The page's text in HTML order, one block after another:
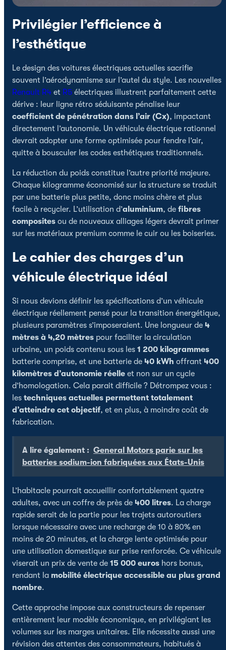
Privilégier l’efficience à
l’esthétique
Le design des voitures électriques actuelles sacrifie
souvent l’aérodynamisme sur l’autel du style. Les nouvelles
Renault R4 et R5 électriques illustrent parfaitement cette
dérive : leur ligne rétro séduisante pénalise leur
coefficient de pénétration dans l’air (Cx), impactant
directement l’autonomie. Un véhicule électrique rationnel
devrait adopter une forme optimisée pour fendre l’air,
quitte à bousculer les codes esthétiques traditionnels.
La réduction du poids constitue l’autre priorité majeure.
Chaque kilogramme économisé sur la structure se traduit
par une batterie plus petite, donc moins chère et plus
facile à recycler. L’utilisation d’aluminium, de fibres
composites ou de nouveaux alliages légers devrait primer
sur les matériaux premium comme le cuir ou les boiseries.
Le cahier des charges d’un
véhicule électrique idéal
Si nous devions définir les spécifications d’un véhicule
électrique réellement pensé pour la transition énergétique,
plusieurs paramètres s’imposeraient. Une longueur de 4
mètres à 4,20 mètres pour faciliter la circulation
urbaine, un poids contenu sous les 1 200 kilogrammes
batterie comprise, et une batterie de 40 kWh offrant 400
kilomètres d’autonomie réelle et non sur un cycle
d’homologation. Cela parait difficile ? Détrompez vous :
les techniques actuelles permettent totalement
d’atteindre cet objectif, et en plus, à moindre coût de
fabrication.
A lire également : General Motors parie sur les
batteries sodium-ion fabriquées aux États-Unis
L’habitacle pourrait accueillir confortablement quatre
adultes, avec un coffre de près de 400 litres. La charge
rapide serait de la partie pour les trajets autoroutiers
lorsque nécessaire avec une recharge de 10 à 80% en
moins de 20 minutes, et la charge lente optimisée pour
une utilisation domestique sur prise renforcée. Ce véhicule
viserait un prix de vente de 15 000 euros hors bonus,
rendant la mobilité électrique accessible au plus grand
nombre.
Cette approche impose aux constructeurs de repenser
entièrement leur modèle économique, en privilégiant les
volumes sur les marges unitaires. Elle nécessite aussi une
révision des attentes des consommateurs, habitués à